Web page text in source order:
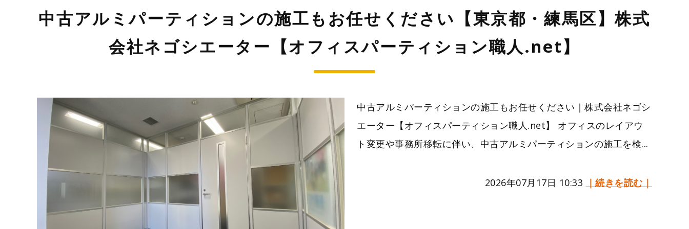
中古アルミパーティションの施工もお任せください【東京都・練馬区】株式
会社ネゴシエーター【オフィスパーティション職人.net】
中古アルミパーティションの施工もお任せください｜株式会社ネゴシ
エーター【オフィスパーティション職人.net】 オフィスのレイアウ
ト変更や事務所移転に伴い、中古アルミパーティションの施工を検...
2026年07月17日 10:33 ｜続きを読む｜